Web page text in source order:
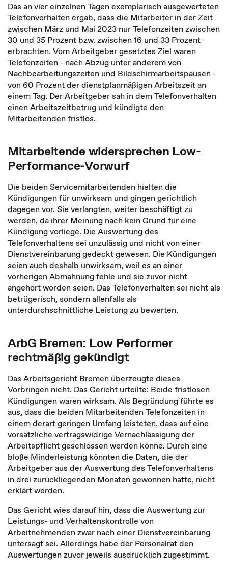
Das an vier einzelnen Tagen exemplarisch ausgewerteten
Telefonverhalten ergab, dass die Mitarbeiter in der Zeit
zwischen März und Mai 2023 nur Telefonzeiten zwischen
30 und 35 Prozent bzw. zwischen 16 und 33 Prozent
erbrachten. Vom Arbeitgeber gesetztes Ziel waren
Telefonzeiten - nach Abzug unter anderem von
Nachbearbeitungszeiten und Bildschirmarbeitspausen -
von 60 Prozent der dienstplanmäßigen Arbeitszeit an
einem Tag. Der Arbeitgeber sah in dem Telefonverhalten
einen Arbeitszeitbetrug und kündigte den
Mitarbeitenden fristlos.
Mitarbeitende widersprechen Low-
Performance-Vorwurf
Die beiden Servicemitarbeitenden hielten die
Kündigungen für unwirksam und gingen gerichtlich
dagegen vor. Sie verlangten, weiter beschäftigt zu
werden, da ihrer Meinung nach kein Grund für eine
Kündigung vorliege. Die Auswertung des
Telefonverhaltens sei unzulässig und nicht von einer
Dienstvereinbarung gedeckt gewesen. Die Kündigungen
seien auch deshalb unwirksam, weil es an einer
vorherigen Abmahnung fehle und sie zuvor nicht
angehört worden seien. Das Telefonverhalten sei nicht als
betrügerisch, sondern allenfalls als
unterdurchschnittliche Leistung zu bewerten.
ArbG Bremen: Low Performer
rechtmäßig gekündigt
Das Arbeitsgericht Bremen überzeugte dieses
Vorbringen nicht. Das Gericht urteilte: Beide fristlosen
Kündigungen waren wirksam. Als Begründung führte es
aus, dass die beiden Mitarbeitenden Telefonzeiten in
einem derart geringen Umfang leisteten, dass auf eine
vorsätzliche vertragswidrige Vernachlässigung der
Arbeitspflicht geschlossen werden könne. Durch eine
bloße Minderleistung könnten die Daten, die der
Arbeitgeber aus der Auswertung des Telefonverhaltens
in drei zurückliegenden Monaten gewonnen hatte, nicht
erklärt werden.
Das Gericht wies darauf hin, dass die Auswertung zur
Leistungs- und Verhaltenskontrolle von
Arbeitnehmenden zwar nach einer Dienstvereinbarung
untersagt sei. Allerdings habe der Personalrat den
Auswertungen zuvor jeweils ausdrücklich zugestimmt.